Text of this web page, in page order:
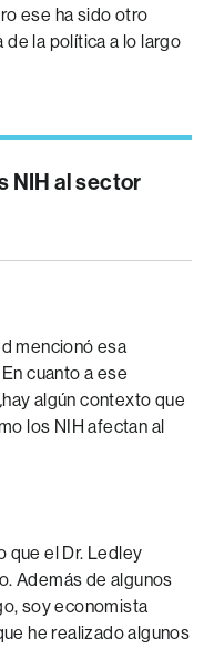
ese ha sido otro
la política a lo largo
NIH al sector
mencionó esa
cuanto a ese
algún contexto que
los NIH afectan al
que el Dr. Ledley
Además de algunos
soy economista
he realizado algunos